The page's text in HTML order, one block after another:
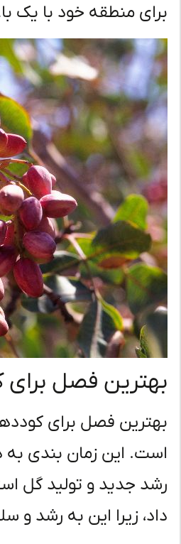
برای منطقه خود با یک
بهترین فصل
بهترین فصل برای
است. این زمان بندی به
رشد جدید و تولید گل
داد، زیرا این به رشد